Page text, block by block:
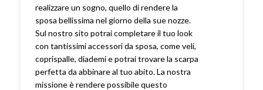
realizzare un sogno, quello di rendere la
sposa bellissima nel giorno della sue nozze.
Sul nostro sito potrai completare il tuo look
con tantissimi accessori da sposa, come veli,
coprispalle, diademi e potrai trovare la scarpa
perfetta da abbinare al tuo abito. La nostra
missione è rendere possibile questo